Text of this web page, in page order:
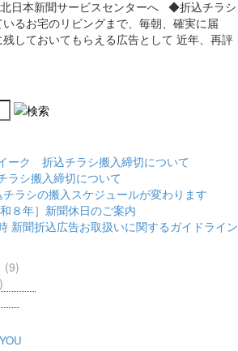
日本新聞サービスセンターへ ◆折込チラシ
るお宅のリビングまで、毎朝、確実に届
しておいてもらえる広告として 近年、再評
ーク 折込チラシ搬入締切について
ラシ搬入締切について
ラシの搬入スケジュールが変わります
８年］新聞休日のご案内
新聞折込広告お取扱いに関するガイドライン
(9)